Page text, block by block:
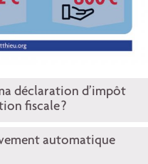
déclaration d’impôt
fiscale ?
automatique